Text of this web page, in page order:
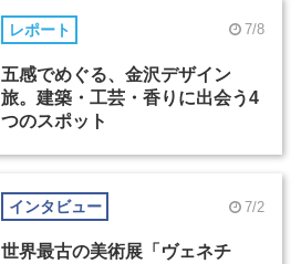
レポート 7/8
五感でめぐる、金沢デザイン
旅。建築・工芸・香りに出会う4
つのスポット
インタビュー 7/2
世界最古の美術展「ヴェネチ